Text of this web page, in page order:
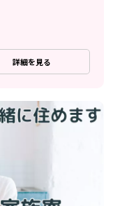
詳細を見る